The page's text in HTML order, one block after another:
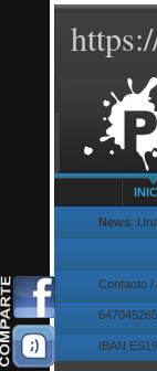
News:
Contacto /
IBAN